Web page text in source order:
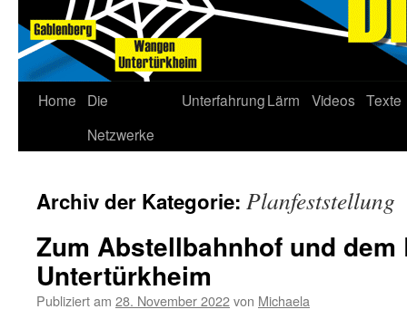
Home
Die
Netzwerke
UnterfahrungLärm Videos Texte
Archiv der Kategorie: Planfeststellung
Zum Abstellbahnhof und
Untertürkheim
Publiziert am 28. November 2022von Michaela